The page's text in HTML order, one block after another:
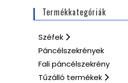
Termékkategóriák
Széfek
Páncélszekrények
Fali páncélszekrény
Tűzálló termékek